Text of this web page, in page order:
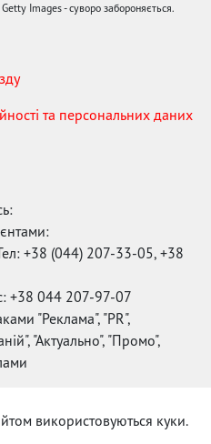
Images - суворо забороняється.
та персональних даних
+38 (044) 207-33-05, +38
+38 044 207-97-07
"Реклама", "PR",
"Актуально", "Промо",
використовуються куки.